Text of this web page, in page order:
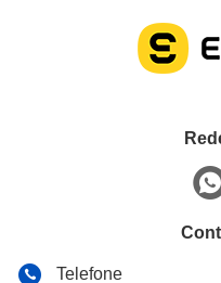
Telefone